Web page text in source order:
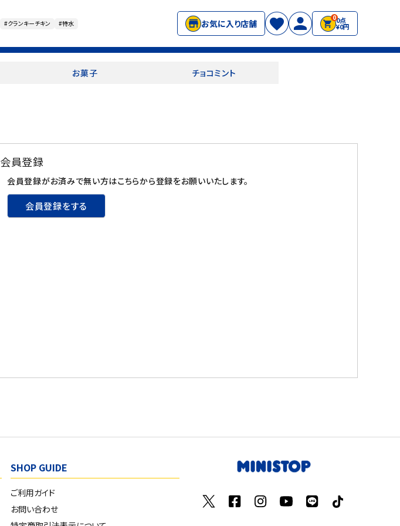
#クランキーチキン #特水 お気に入り店舗
00点
¥0円
お菓子 チョコミント
会員登録
会員登録がお済みで無い方はこちらから登録をお願いいたします。
会員登録をする
SHOP GUIDE
ご利用ガイド
お問い合わせ